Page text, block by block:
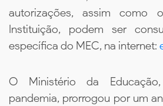
autorizações, assim como
Instituição, podem ser
específica do MEC, na internet:
O Ministério da
pandemia, prorrogou por um